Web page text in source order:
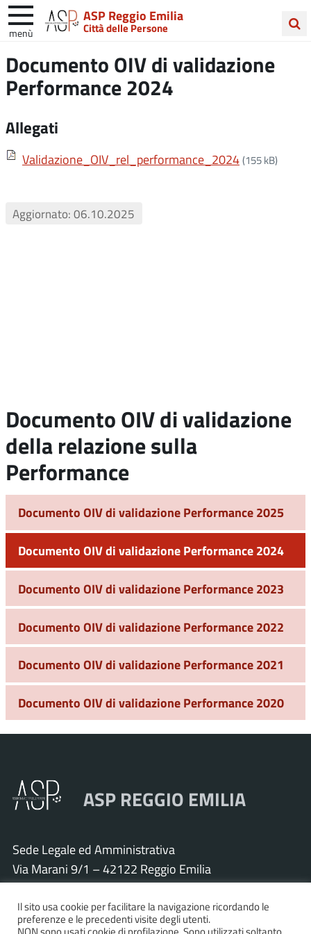
ASP Reggio Emilia
Città delle Persone
menù
nel
sito
Documento OIV di validazione
Performance 2024
Allegati
Validazione_OIV_rel_performance_2024(155 kB)
Aggiornato: 06.10.2025
Documento OIV di validazione
della relazione sulla
Performance
Documento OIV di validazione Performance 2025
Documento OIV di validazione Performance 2024
Documento OIV di validazione Performance 2023
Documento OIV di validazione Performance 2022
Documento OIV di validazione Performance 2021
Documento OIV di validazione Performance 2020
ASP REGGIO EMILIA
Sede Legale ed Amministrativa
Via Marani 9/1 – 42122 Reggio Emilia
Cod. Fisc. e P.IVA 01925120352
PEC:asp.re@pcert.postecert.it
Il sito usa cookie per facilitare la navigazione ricordando le
preferenze e le precedenti visite degli utenti.
NON sono usati cookie di profilazione. Sono utilizzati soltanto